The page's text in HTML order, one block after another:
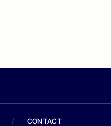
/ CONTACT